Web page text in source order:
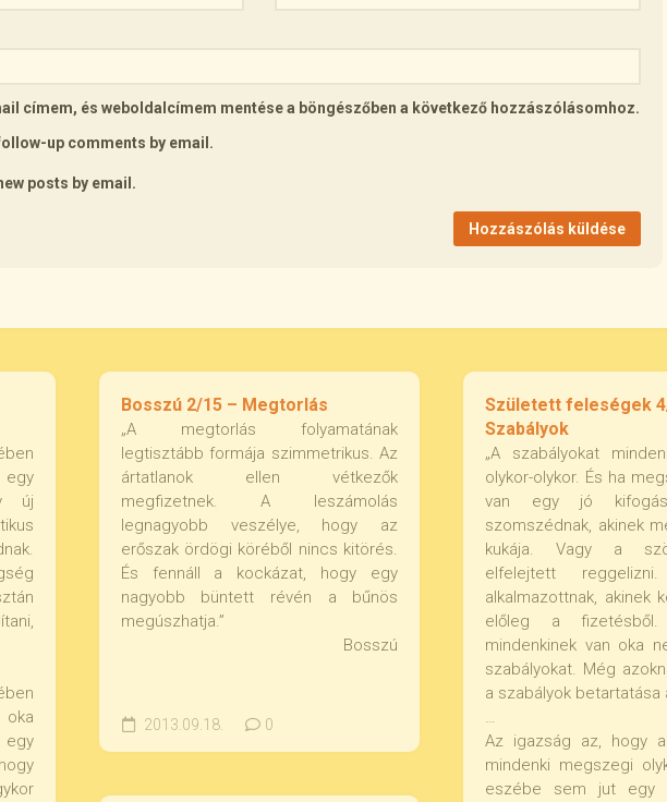
címem, és weboldalcímem mentése a böngészőben a következő hozzászólásomhoz.
up comments by email.
posts by email.
egy
új
oka
Bosszú 2/15 – Megtorlás
„A megtorlás folyamatának
legtisztább formája szimmetrikus. Az
ártatlanok ellen vétkezők
megfizetnek. A leszámolás
legnagyobb veszélye, hogy az
erőszak ördögi köréből nincs kitörés.
És fennáll a kockázat, hogy egy
nagyobb büntett révén a bűnös
megúszhatja.”
Bosszú
2013.09.18. 0
Született feleségek
Szabályok
„A szabályokat
olykor-olykor. És ha
van egy jó
szomszédnak, akinek
kukája. Vagy a
elfelejtett
alkalmazottnak, akinek
előleg a
mindenkinek van oka
szabályokat. Még
a szabályok betartatása
…
Az igazság az, hogy
mindenki megszegi
eszébe sem jut egy